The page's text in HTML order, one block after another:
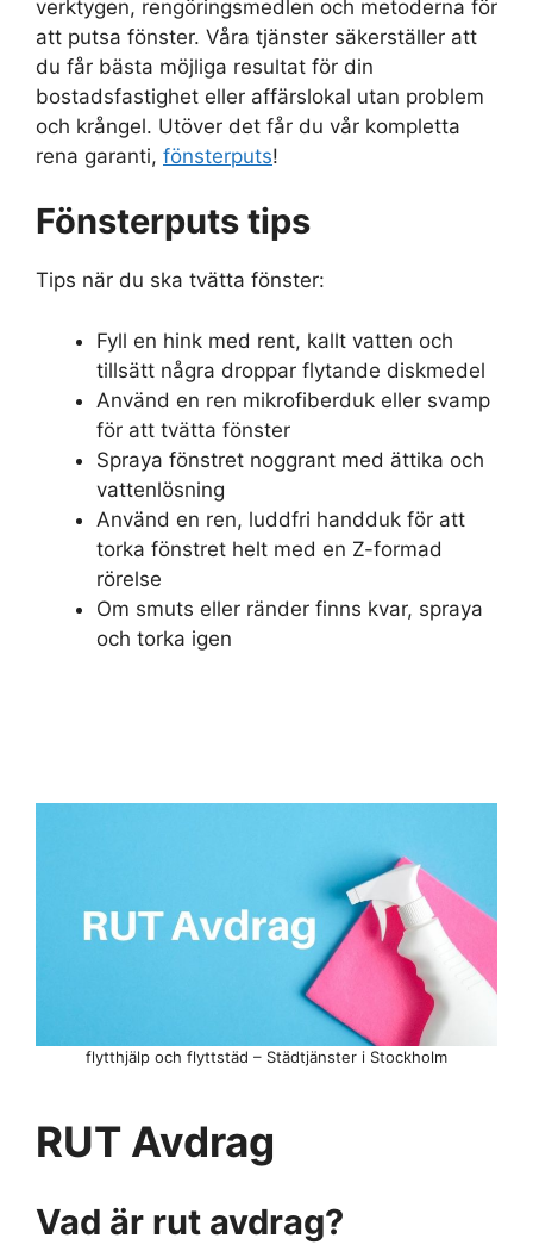
verktygen, rengöringsmedlen och metoderna för
att putsa fönster. Våra tjänster säkerställer att
du får bästa möjliga resultat för din
bostadsfastighet eller affärslokal utan problem
och krångel. Utöver det får du vår kompletta
rena garanti, fönsterputs!
Fönsterputs tips
Tips när du ska tvätta fönster:
Fyll en hink med rent, kallt vatten och
tillsätt några droppar flytande diskmedel
Använd en ren mikrofiberduk eller svamp
för att tvätta fönster
Spraya fönstret noggrant med ättika och
vattenlösning
Använd en ren, luddfri handduk för att
torka fönstret helt med en Z-formad
rörelse
Om smuts eller ränder finns kvar, spraya
och torka igen
RUT Avdrag
Vad är rut avdrag?
flytthjälp och flyttstäd – Städtjänster i Stockholm